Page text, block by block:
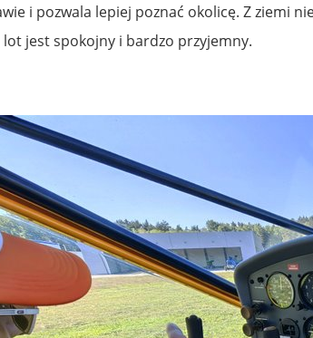
i pozwala lepiej poznać okolicę. Z ziemi
jest spokojny i bardzo przyjemny.